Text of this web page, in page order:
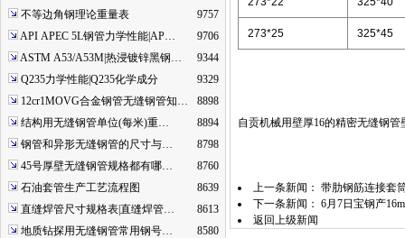
不等边角钢理论重量表
9757
API APEC 5L钢管力学性能|AP…
9706
ASTM A53/A53M|热浸镀锌黑钢…
9344
Q235力学性能|Q235化学成分
9329
12cr1MOVG合金钢管无缝钢管知…
8898
结构用无缝钢管单位(每米)重…
8894
钢管和异形无缝钢管的尺寸与…
8798
45号厚壁无缝钢管规格都有哪…
8760
石油套管生产工艺流程图
8639
直缝焊管尺寸规格表|直缝焊管…
8613
地质钻探用无缝钢管常用钢号…
8580
273*25 325*45
自贡机械用壁厚16的精密无缝钢管
上一条新闻： 带肋钢筋连接套
下一条新闻： 6月7日宝钢产
返回上级新闻